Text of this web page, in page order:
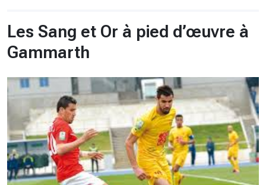
Les Sang et Or à pied d’œuvre à
Gammarth